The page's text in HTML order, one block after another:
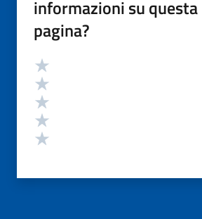
informazioni su questa
pagina?
Valutazione